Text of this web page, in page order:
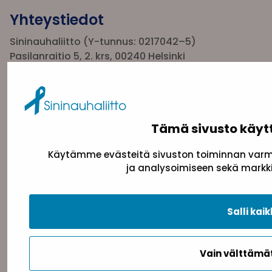
Tämä sivusto
Käytämme evästeitä sivuston toiminnan
ja analysoimiseen sekä
Vain
Salli
Yhteystiedot
Sininauhaliitto (Y-tunnus: 0217042–5)
Pasilanraitio 5, 2. krs, 00240 Helsinki